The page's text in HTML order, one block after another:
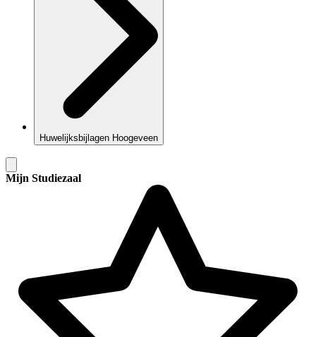
Huwelijksbijlagen Hoogeveen
Mijn Studiezaal